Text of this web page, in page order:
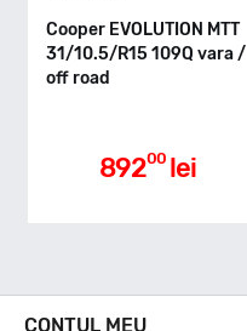
Cooper EVOLUTION MTT
31/10.5/R15 109Q vara /
off road
89200 lei
CONTUL MEU